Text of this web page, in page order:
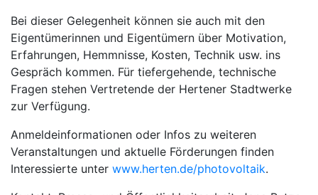
Bei dieser Gelegenheit können sie auch mit den
Eigentümerinnen und Eigentümern über Motivation,
Erfahrungen, Hemmnisse, Kosten, Technik usw. ins
Gespräch kommen. Für tiefergehende, technische
Fragen stehen Vertretende der Hertener Stadtwerke
zur Verfügung.
Anmeldeinformationen oder Infos zu weiteren
Veranstaltungen und aktuelle Förderungen finden
Interessierte unter www.herten.de/photovoltaik.